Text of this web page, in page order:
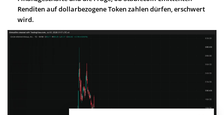
Renditen auf dollarbezogene Token zahlen dürfen, erschwert
wird.